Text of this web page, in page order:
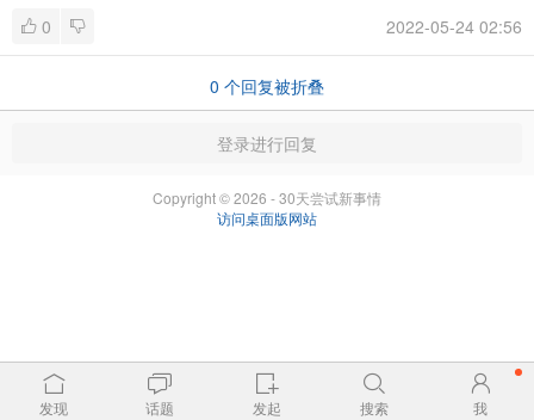
0 2022-05-24 02:56
0 个回复被折叠
登录进行回复
Copyright © 2026 - 30天尝试新事情
访问桌面版网站
发现 话题 发起 搜索 我